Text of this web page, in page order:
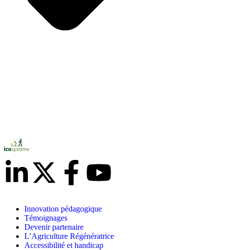
Innovation pédagogique
Témoignages
Devenir partenaire
L’Agriculture Régénératrice
Accessibilité et handicap